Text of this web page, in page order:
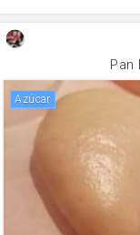
Pan
Azúcar